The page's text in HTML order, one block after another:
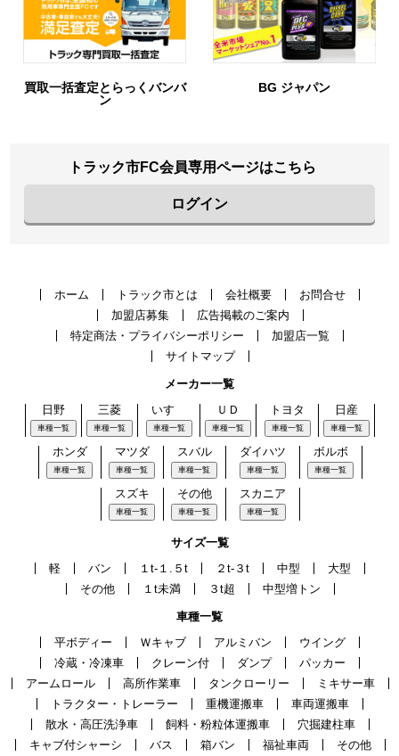
買取一括査定とらっくバンバ
ン
BG ジャパン
トラック市FC会員専用ページはこちら
ログイン
ホーム トラック市とは 会社概要
お問合せ
加盟店募集
広告掲載のご案内
特定商法・プライバシーポリシー
加盟店一覧
サイトマップ
メーカー一覧
日野
車種一覧
三菱
車種一覧
いすゞ
車種一覧
ＵＤ
車種一覧
トヨタ
車種一覧
日産
車種一覧
ホンダ
車種一覧
マツダ
車種一覧
スバル
車種一覧
ダイハツ
車種一覧
ボルボ
車種一覧
スズキ
車種一覧
その他
車種一覧
スカニア
車種一覧
サイズ一覧
軽
バン １t-１.５t ２t-３t 中型
大型
その他
１t未満 ３t超 中型増トン
車種一覧
平ボディー
Ｗキャブ アルミバン
ウイング
冷蔵・冷凍車
クレーン付 ダンプ
パッカー
アームロール
高所作業車 タンクローリー
ミキサー車
トラクター・トレーラー
重機運搬車
車両運搬車
散水・高圧洗浄車
飼料・粉粒体運搬車
穴掘建柱車
キャブ付シャーシ
バス 箱バン 福祉車両 その他